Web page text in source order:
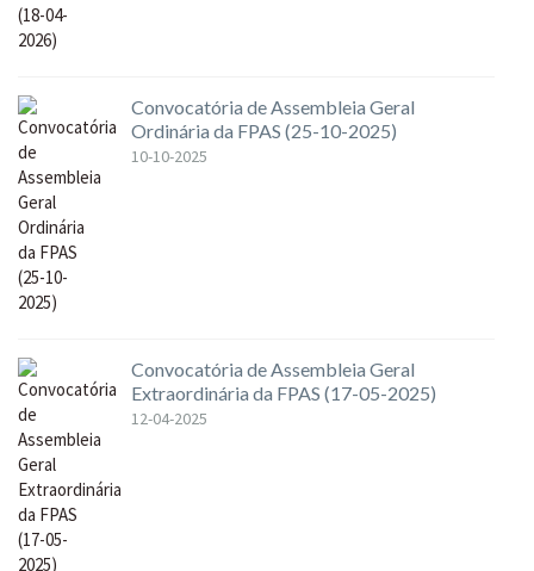
Convocatória de Assembleia Geral
Ordinária da FPAS (25-10-2025)
10-10-2025
Convocatória de Assembleia Geral
Extraordinária da FPAS (17-05-2025)
12-04-2025